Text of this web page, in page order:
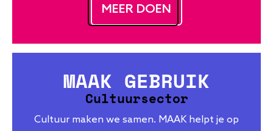
MEER DOEN
MAAK GEBRUIK
Cultuursector
Cultuur maken we samen. MAAK helpt je op